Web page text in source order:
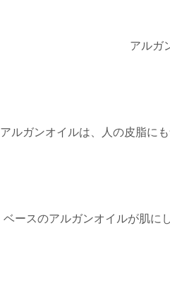
アルガ
アルガンオイルは、人の皮脂に
ベースのアルガンオイルが肌に